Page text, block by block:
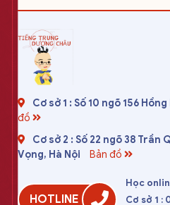
Cơ sở 1 : Số 10 ngõ 156
đồ
Cơ sở 2 : Số 22 ngõ 38 Trần
Vọng, Hà Nội
Bản đồ
HOTLINE
Học
Cơ sở 1 :